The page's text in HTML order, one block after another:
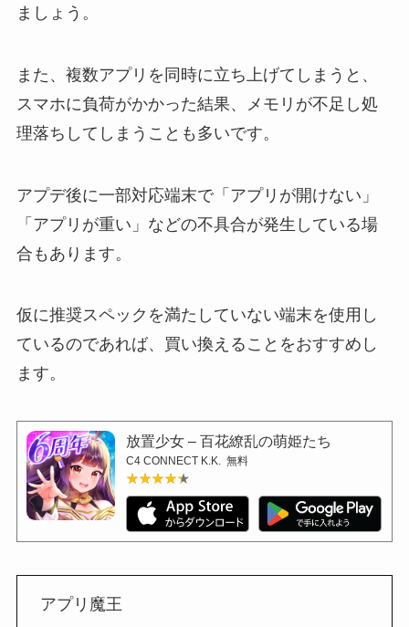
ましょう。
また、複数アプリを同時に立ち上げてしまうと、
スマホに負荷がかかった結果、メモリが不足し処
理落ちしてしまうことも多いです。
アプデ後に一部対応端末で「アプリが開けない」
「アプリが重い」などの不具合が発生している場
合もあります。
仮に推奨スペックを満たしていない端末を使用し
ているのであれば、買い換えることをおすすめし
ます。
放置少女 – 百花繚乱の萌姫たち
C4 CONNECT K.K. 無料
★★★★★
★★★★★
アプリ魔王